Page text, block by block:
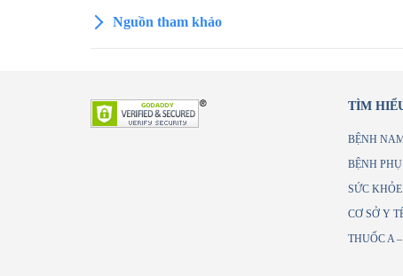
Nguồn tham khảo
TÌM
BỆNH
BỆNH
SỨC
CƠ SỞ Y
THUỐC A